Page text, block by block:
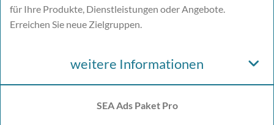
für Ihre Produkte, Dienstleistungen oder Angebote.
Erreichen Sie neue Zielgruppen.
weitere Informationen
SEA Ads Paket Pro